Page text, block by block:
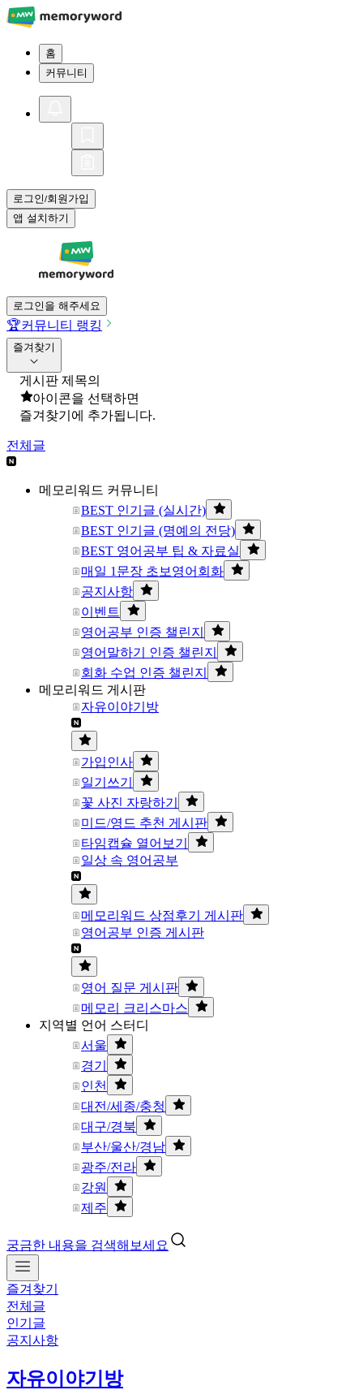
홈
커뮤니티
로그인/회원가입
앱 설치하기
로그인을 해주세요
🏆커뮤니티 랭킹
즐겨찾기
게시판 제목의
아이콘을 선택하면
즐겨찾기에 추가됩니다.
전체글
메모리워드 커뮤니티
BEST 인기글 (실시간)
BEST 인기글 (명예의 전당)
BEST 영어공부 팁 & 자료실
매일 1문장 초보영어회화
공지사항
이벤트
영어공부 인증 챌린지
영어말하기 인증 챌린지
회화 수업 인증 챌린지
메모리워드 게시판
자유이야기방
가입인사
일기쓰기
꽃 사진 자랑하기
미드/영드 추천 게시판
타임캡슐 열어보기
일상 속 영어공부
메모리워드 상점후기 게시판
영어공부 인증 게시판
영어 질문 게시판
메모리 크리스마스
지역별 언어 스터디
서울
경기
인천
대전/세종/충청
대구/경북
부산/울산/경남
광주/전라
강원
제주
궁금한 내용을 검색해보세요
즐겨찾기
전체글
인기글
공지사항
자유이야기방